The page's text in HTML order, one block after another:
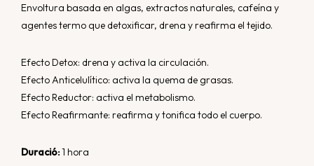
Envoltura basada en algas, extractos naturales, cafeína y
agentes termo que detoxificar, drena y reafirma el tejido.
Efecto Detox: drena y activa la circulación.
Efecto Anticelulítico: activa la quema de grasas.
Efecto Reductor: activa el metabolismo.
Efecto Reafirmante: reafirma y tonifica todo el cuerpo.
Duració:1 hora